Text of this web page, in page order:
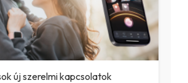
új szerelmi kapcsolatok